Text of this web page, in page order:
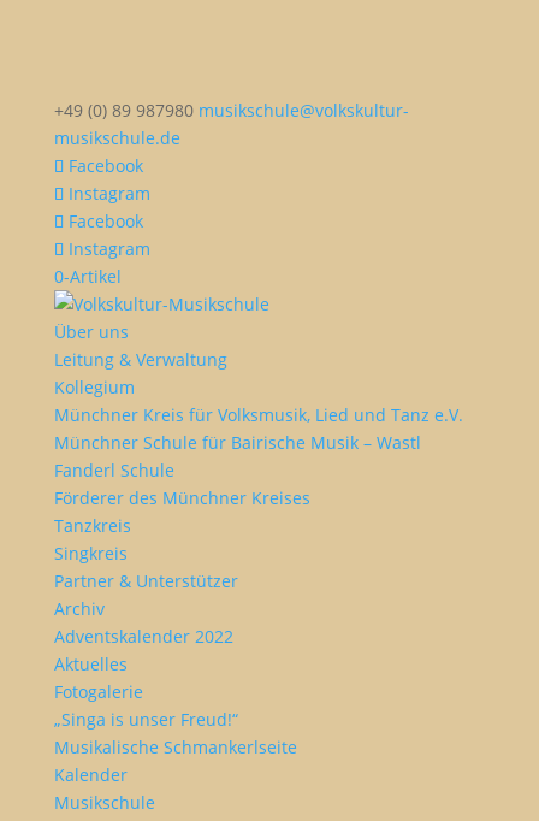
+49 (0) 89 987980 musikschule@volkskultur-
musikschule.de
Facebook
Instagram
Facebook
Instagram
0-Artikel
Über uns
Leitung & Verwaltung
Kollegium
Münchner Kreis für Volksmusik, Lied und Tanz e.V.
Münchner Schule für Bairische Musik – Wastl
Fanderl Schule
Förderer des Münchner Kreises
Tanzkreis
Singkreis
Partner & Unterstützer
Archiv
Adventskalender 2022
Aktuelles
Fotogalerie
„Singa is unser Freud!“
Musikalische Schmankerlseite
Kalender
Musikschule